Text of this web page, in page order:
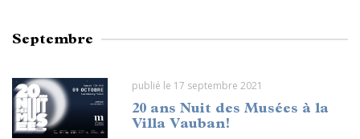
Septembre
publié le 17 septembre 2021
20 ans Nuit des Musées à la
Villa Vauban!